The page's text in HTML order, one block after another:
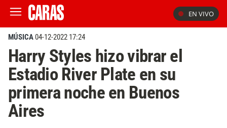
EN VIVO
MÚSICA04-12-2022 17:24
Harry Styles hizo vibrar el
Estadio River Plate en su
primera noche en Buenos
Aires